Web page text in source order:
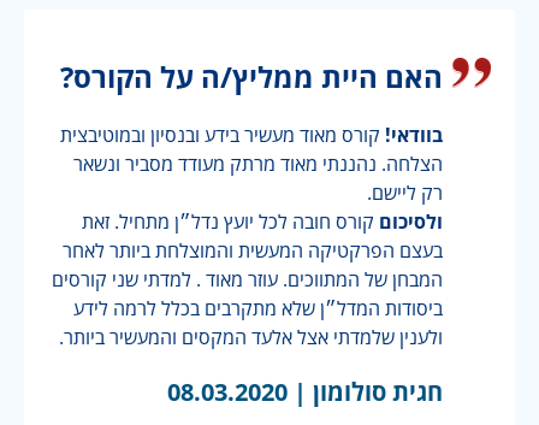
האם היית ממליץ/ה על הקורס?
בוודאי! קורס מאוד מעשיר בידע ובנסיון ובמוטיבצית
הצלחה. נהננתי מאוד מרתק מעודד מסביר ונשאר
רק ליישם.
ולסיכום קורס חובה לכל יועץ נדל״ן מתחיל. זאת
בעצם הפרקטיקה המעשית והמוצלחת ביותר לאחר
המבחן של המתווכים. עוזר מאוד . למדתי שני קורסים
ביסודות המדל״ן שלא מתקרבים בכלל לרמה לידע
ולענין שלמדתי אצל אלעד המקסים והמעשיר ביותר.
חגית סולומון | 08.03.2020